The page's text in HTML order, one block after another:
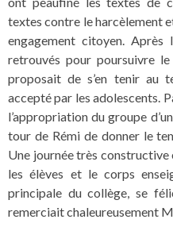
textes contre le harcèlement
engagement citoyen.
retrouvés pour poursuivre
proposait de s’en tenir au
accepté par les adolescents.
l’appropriation du groupe
tour de Rémi de donner le
Une journée très
les élèves et le corps
principale du collège, se
remerciait chaleureusement